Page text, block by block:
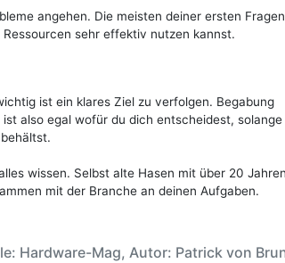
angehen. Die meisten deiner ersten Fragen
sehr effektiv nutzen kannst.
ist ein klares Ziel zu verfolgen. Begabung
also egal wofür du dich entscheidest, solange
wissen. Selbst alte Hasen mit über 20 Jahren
mit der Branche an deinen Aufgaben.
Hardware-Mag, Autor: Patrick von